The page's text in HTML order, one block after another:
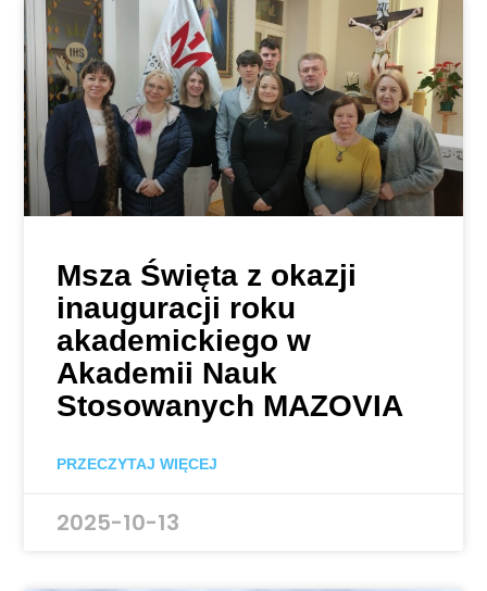
Msza Święta z okazji
inauguracji roku
akademickiego w
Akademii Nauk
Stosowanych MAZOVIA
PRZECZYTAJ WIĘCEJ
2025-10-13